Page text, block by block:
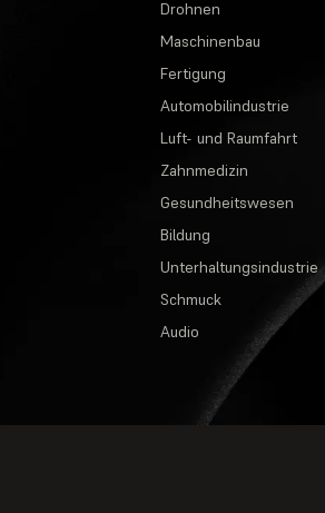
Drohnen
Maschinenbau
Fertigung
Automobilindustrie
Luft- und Raumfahrt
Zahnmedizin
Gesundheitswesen
Bildung
Unterhaltungsindustrie
Schmuck
Audio